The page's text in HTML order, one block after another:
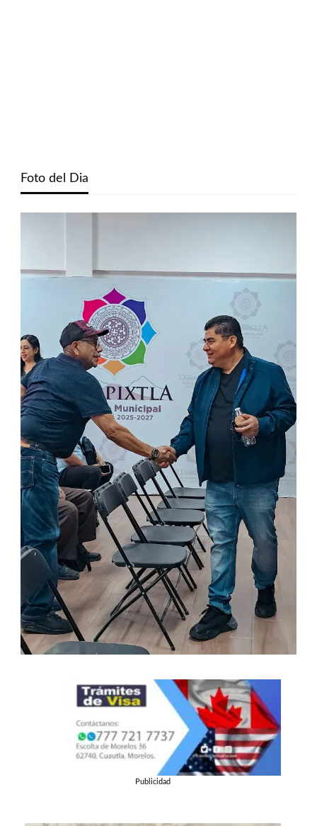
Foto del Dia
Publicidad